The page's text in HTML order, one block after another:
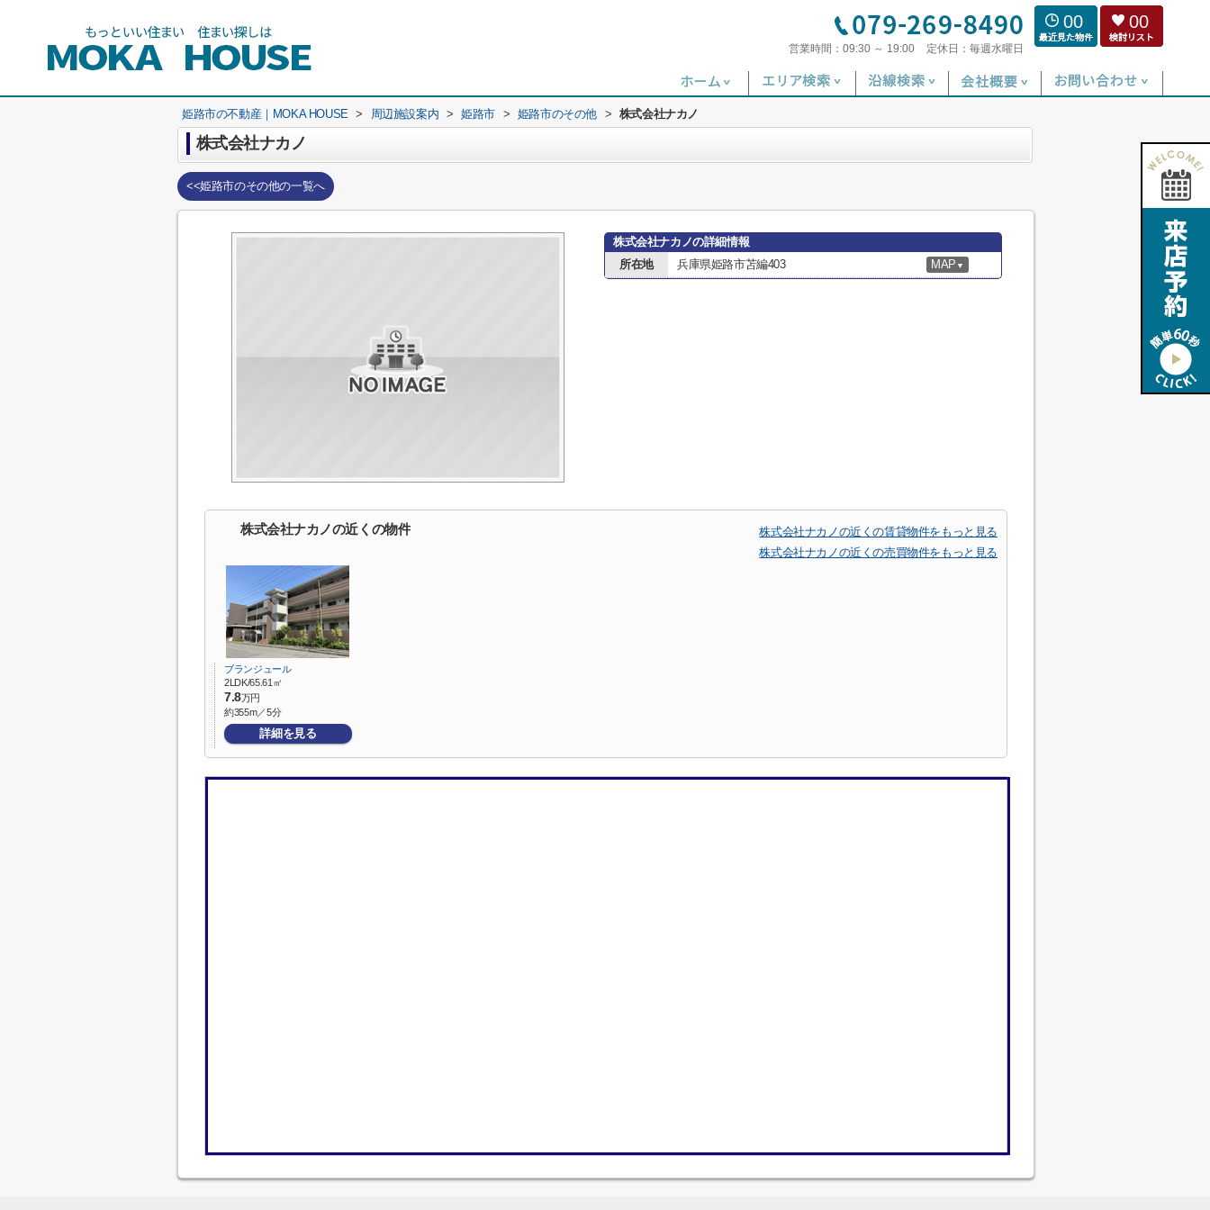
営業時間： 09:30 ～ 19:00 定休日： 毎週水曜日
00 00
姫路市の不動産｜MOKA HOUSE > 周辺施設案内 > 姫路市 > 姫路市のその他 > 株式会社ナカノ
株式会社ナカノ
<<姫路市のその他の一覧へ
株式会社ナカノの詳細情報
所在地
兵庫県姫路市苫編403 MAP ▼
株式会社ナカノの近くの物件
株式会社ナカノの近くの賃貸物件をもっと見る
株式会社ナカノの近くの売買物件をもっと見る
ブランジュール
2LDK/65.61㎡
7.8万円
約355m／5分
詳細を見る